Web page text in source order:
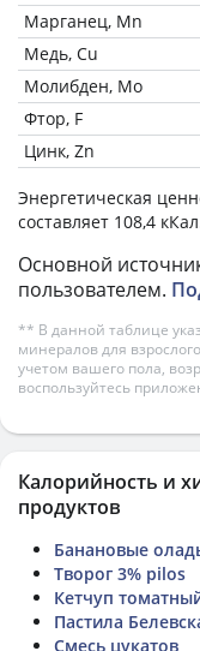
Марганец, Mn
Медь, Cu
Молибден, Mo
Фтор, F
Цинк, Zn
Энергетическая
составляет 108,4
Основной
пользователем.
** В данной таблице
минералов для
учетом вашего пола,
воспользуйтесь
Калорийность и
продуктов
Банановые
Творог 3% pilos
Кетчуп
Пастила
Смесь цукатов